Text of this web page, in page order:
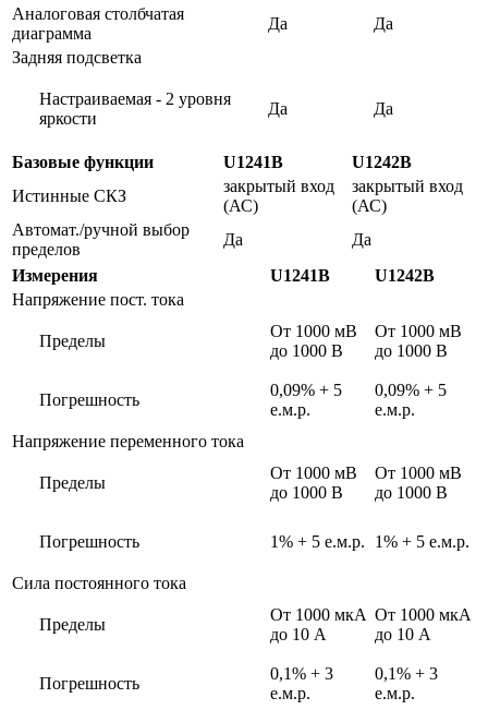
Аналоговая столбчатая
диаграмма
Да
Да
Задняя подсветка
Настраиваемая - 2 уровня
яркости
Да Да
Базовые функции U1241B
U1242B
Истинные СКЗ
закрытый вход
(АС)
закрытый вход
(АС)
Автомат./ручной выбор
пределов
Да
Да
Измерения
U1241B
U1242B
Напряжение пост. тока
Пределы
От 1000 мВ
до 1000 В
От 1000 мВ
до 1000 В
Погрешность
0,09% + 5
е.м.р.
0,09% + 5
е.м.р.
Напряжение переменного тока
Пределы
От 1000 мВ
до 1000 В
От 1000 мВ
до 1000 В
Погрешность 1% + 5 е.м.р. 1% + 5 е.м.р.
Сила постоянного тока
Пределы
От 1000 мкА
до 10 A
От 1000 мкА
до 10 A
Погрешность
0,1% + 3
е.м.р.
0,1% + 3
е.м.р.